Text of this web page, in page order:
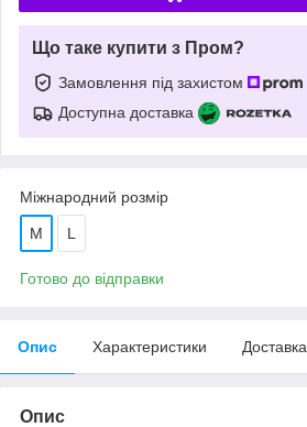
Що таке купити з Пром?
Замовлення під захистом
Доступна доставка
Міжнародний розмір
M L
Готово до відправки
Опис Характеристики Доставка
Опис